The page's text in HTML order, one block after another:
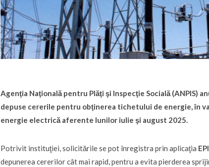
Agenţia Naţională pentru Plăţi şi Inspecţie Socială (ANPIS)
depuse cererile pentru obţinerea tichetului de energie, în
energie electrică aferente lunilor iulie şi august 2025.
Potrivit instituţiei, solicitările se pot înregistra prin aplicaţia
depunerea cererilor cât mai rapid, pentru a evita pierderea